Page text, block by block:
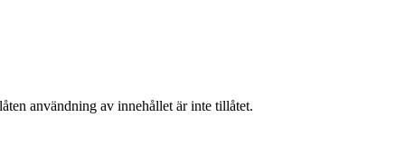
användning av innehållet är inte tillåtet.